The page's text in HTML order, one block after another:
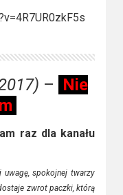
– Nie
raz dla kanału
uwagę, spokojnej twarzy
zwrot paczki, którą